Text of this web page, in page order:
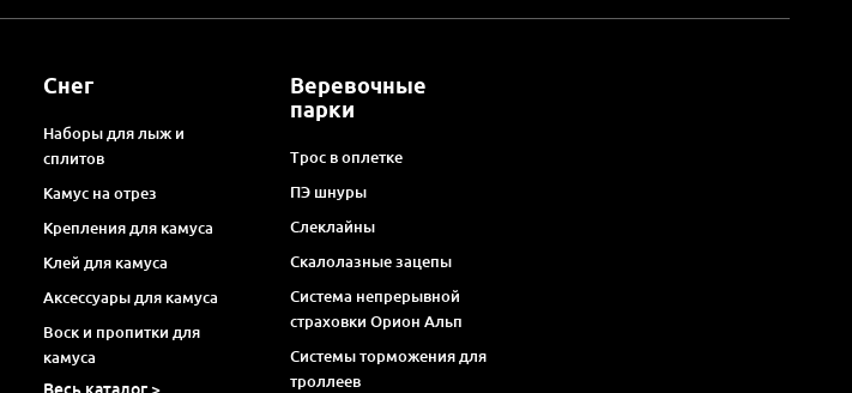
Снег
Наборы для лыж и
сплитов
Камус на отрез
Крепления для камуса
Клей для камуса
Аксессуары для камуса
Воск и пропитки для
камуса
Веревочные
парки
Трос в оплетке
ПЭ шнуры
Слеклайны
Скалолазные зацепы
Система непрерывной
страховки Орион Альп
Системы торможения для
троллеев